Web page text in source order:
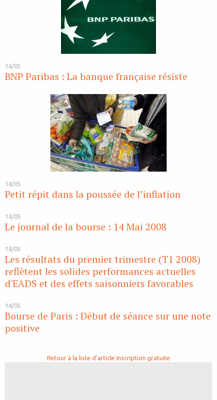
14/05
BNP Paribas : La banque française résiste
14/05
Petit répit dans la poussée de l’inflation
14/05
Le journal de la bourse : 14 Mai 2008
14/05
Les résultats du premier trimestre (T1 2008)
reflètent les solides performances actuelles
d'EADS et des effets saisonniers favorables
14/05
Bourse de Paris : Début de séance sur une note
positive
Retour à la liste d'article Inscription gratuite